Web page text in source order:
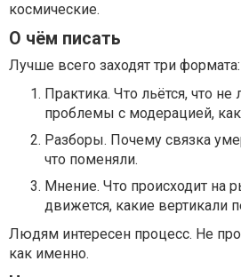
космические.
О чём писать
Лучше всего заходят три формата:
Практика. Что льётся, что не
проблемы с модерацией,
Разборы. Почему связка
что поменяли.
Мнение. Что происходит на
движется, какие вертикали
Людям интересен процесс. Не
как именно.